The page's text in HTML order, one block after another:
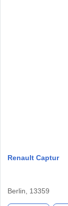
Renault Captur
Berlin, 13359